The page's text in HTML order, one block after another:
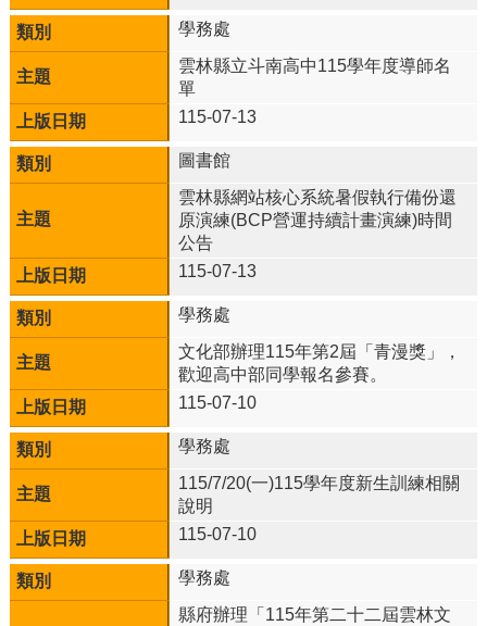
雙
語
及
科
技
數
理
實
班
體
育
菁
英
班
English
Website
網
路
電
話
號
碼
表
學務處
雲林縣立斗南高中115學年度導師名
單
115-07-13
圖書館
雲林縣網站核心系統暑假執行備份還
原演練(BCP營運持續計畫演練)時間
公告
115-07-13
學務處
文化部辦理115年第2屆「青漫獎」，
歡迎高中部同學報名參賽。
115-07-10
學務處
115/7/20(一)115學年度新生訓練相關
說明
115-07-10
學務處
縣府辦理「115年第二十二屆雲林文